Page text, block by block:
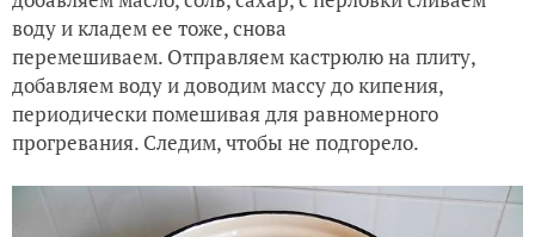
воду и кладем ее тоже, снова
перемешиваем. Отправляем кастрюлю на плиту,
добавляем воду и доводим массу до кипения,
периодически помешивая для равномерного
прогревания. Следим, чтобы не подгорело.